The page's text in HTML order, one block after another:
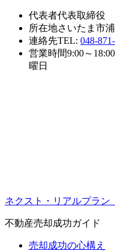
代表者代表取締役
所在地さいたま市
連絡先TEL: 048-
営業時間9:00～
曜日
ネクスト・リアルプラ
不動産売却成功ガイド
売却成功の心構え